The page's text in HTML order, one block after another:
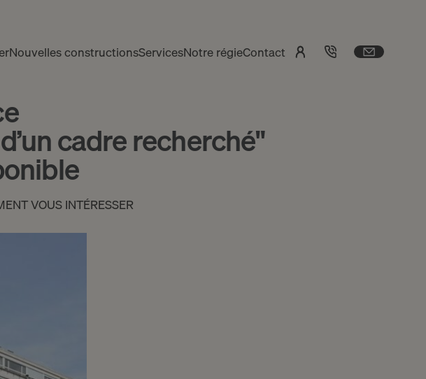
Nouvelles constructionsServicesNotre régieContact
cadre recherché"
VOUS INTÉRESSER